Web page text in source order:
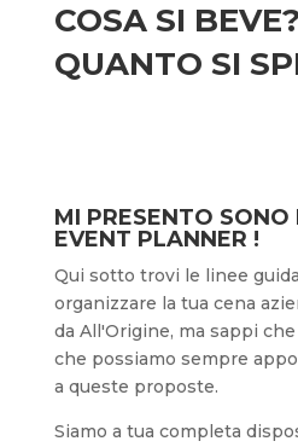
COSA SI BEVE?
QUANTO SI
MI PRESENTO
EVENT PLANNER !
Qui sotto trovi le linee
organizzare la tua cena
da All'Origine, ma sappi
che possiamo sempre
a queste proposte.
Siamo a tua completa